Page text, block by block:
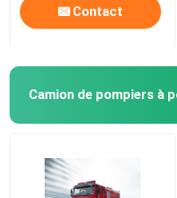
Contact
Camion de pompiers à